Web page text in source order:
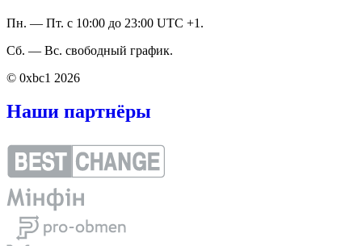
Пн. — Пт. с 10:00 до 23:00 UTC +1.
Сб. — Вс. свободный график.
© 0xbc1 2026
Наши партнёры